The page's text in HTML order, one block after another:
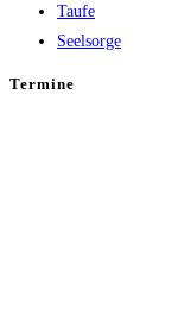
Taufe
Seelsorge
Termine